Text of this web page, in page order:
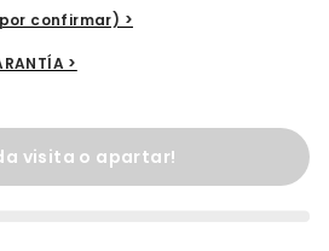
confirmar) >
>
visita o apartar!